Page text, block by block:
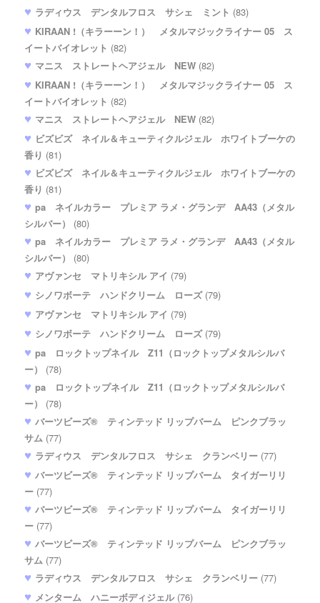
ラディウス デンタルフロス サシェ ミント (83)
KIRAAN !（キラーーン！） メタルマジックライナー 05 ス
イートバイオレット (82)
マニス ストレートヘアジェル NEW (82)
KIRAAN !（キラーーン！） メタルマジックライナー 05 ス
イートバイオレット (82)
マニス ストレートヘアジェル NEW (82)
ビズビズ ネイル＆キューティクルジェル ホワイトブーケの
香り (81)
ビズビズ ネイル＆キューティクルジェル ホワイトブーケの
香り (81)
pa ネイルカラー プレミア ラメ・グランデ AA43（メタル
シルバー）
(80)
pa ネイルカラー プレミア ラメ・グランデ AA43（メタル
シルバー）
(80)
アヴァンセ マトリキシル アイ (79)
シノワボーテ ハンドクリーム ローズ(79)
アヴァンセ マトリキシル アイ (79)
シノワボーテ ハンドクリーム ローズ(79)
pa ロックトップネイル Z11（ロックトップメタルシルバ
ー）
(78)
pa ロックトップネイル Z11（ロックトップメタルシルバ
ー）
(78)
バーツビーズ® ティンテッド リップバーム ピンクブラッ
サム (77)
ラディウス デンタルフロス サシェ クランベリー (77)
バーツビーズ® ティンテッド リップバーム タイガーリリ
ー (77)
バーツビーズ® ティンテッド リップバーム タイガーリリ
ー (77)
バーツビーズ® ティンテッド リップバーム ピンクブラッ
サム (77)
ラディウス デンタルフロス サシェ クランベリー (77)
メンターム ハニーボディジェル(76)